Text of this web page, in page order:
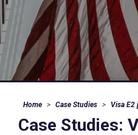
Home Case Studies Visa
Case Studies: